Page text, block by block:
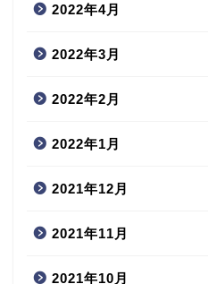
2022年4月
2022年3月
2022年2月
2022年1月
2021年12月
2021年11月
2021年10月